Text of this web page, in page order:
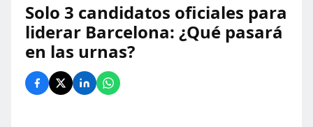
Solo 3 candidatos oficiales para
liderar Barcelona: ¿Qué pasará
en las urnas?